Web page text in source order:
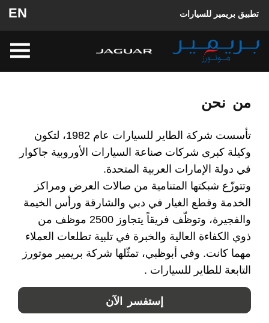
EN تطبيق بريمير للسيارات
من نحن
تأسست شركة الطاير للسيارات عام 1982، لتكون
وكيلة كبرى شركات صناعة السيارات الأوروبية جاكوار
في دولة الإمارات العربية المتحدة.
وتتوزّع شبكتها المتنامية من صالات العرض ومراكز
الخدمة وقطع الغيار في دبي والشارقة ورأس الخيمة
والفجيرة، وتوظّف فريقاً يتجاوز 2500 موظف من
ذوي الكفاءة العالية والخبرة في تلبية تطلعات العملاء
مهما كانت. وفي أبوظبي، تمثّلها شركة بريمير موتورز
التابعة للطاير للسيارات .
إستفسر الآن